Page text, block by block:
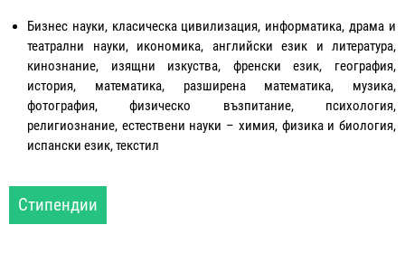
Бизнес науки, класическа цивилизация, информатика, драма и
театрални науки, икономика, английски език и литература,
кинознание, изящни изкуства, френски език, география,
история, математика, разширена математика, музика,
фотография, физическо възпитание, психология,
религиознание, естествени науки – химия, физика и биология,
испански език, текстил
Стипендии